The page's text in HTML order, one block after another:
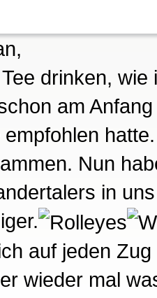
drinken,
am
Nun
in
auf jeden
wieder mal